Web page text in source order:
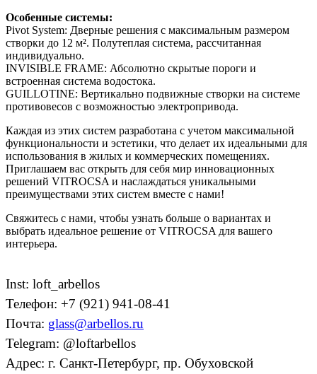
Особенные системы:
Pivot System: Дверные решения с максимальным размером
створки до 12 м². Полутеплая система, рассчитанная
индивидуально.
INVISIBLE FRAME: Абсолютно скрытые пороги и
встроенная система водостока.
GUILLOTINE: Вертикально подвижные створки на системе
противовесов с возможностью электропривода.
Каждая из этих систем разработана с учетом максимальной
функциональности и эстетики, что делает их идеальными для
использования в жилых и коммерческих помещениях.
Приглашаем вас открыть для себя мир инновационных
решений VITROCSA и наслаждаться уникальными
преимуществами этих систем вместе с нами!
Свяжитесь с нами, чтобы узнать больше о вариантах и
выбрать идеальное решение от VITROCSA для вашего
интерьера.
Inst: loft_arbellos
Телефон: +7 (921) 941-08-41
Почта: glass@arbellos.ru
Telegram: @loftarbellos
Адрес: г. Санкт-Петербург, пр. Обуховской